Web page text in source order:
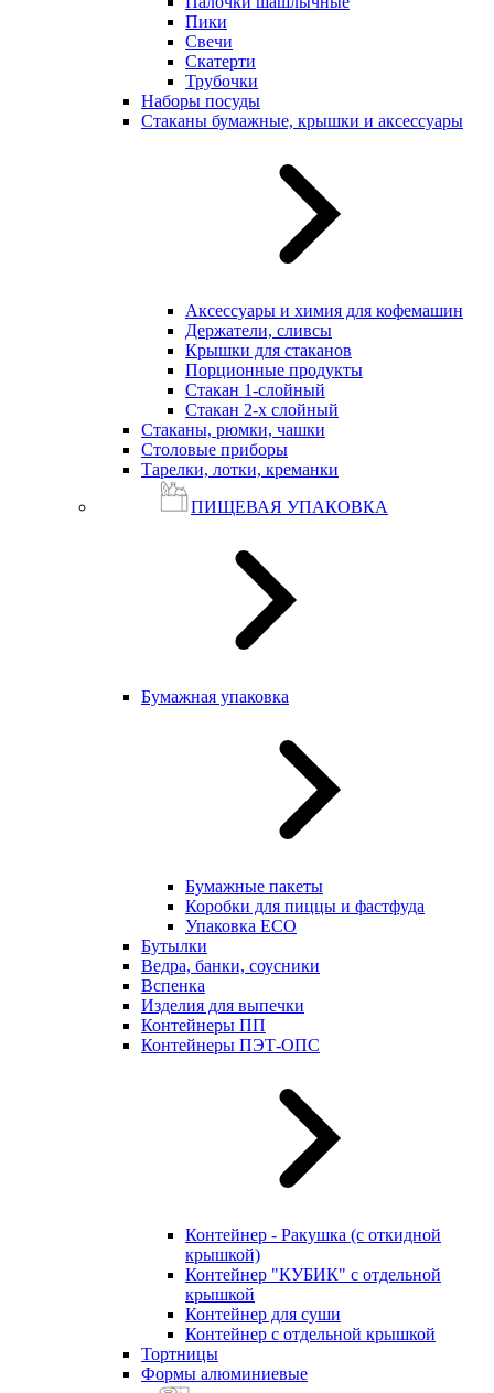
Пики
Свечи
Скатерти
Трубочки
Наборы посуды
Стаканы бумажные, крышки и аксессуары
Аксессуары и химия для кофемашин
Держатели, сливсы
Крышки для стаканов
Порционные продукты
Стакан 1-слойный
Стакан 2-х слойный
Стаканы, рюмки, чашки
Столовые приборы
Тарелки, лотки, креманки
ПИЩЕВАЯ УПАКОВКА
Бумажная упаковка
Бумажные пакеты
Коробки для пиццы и фастфуда
Упаковка ECO
Бутылки
Ведра, банки, соусники
Вспенка
Изделия для выпечки
Контейнеры ПП
Контейнеры ПЭТ-ОПС
Контейнер - Ракушка (с откидной
крышкой)
Контейнер "КУБИК" с отдельной
крышкой
Контейнер для суши
Контейнер с отдельной крышкой
Тортницы
Формы алюминиевые